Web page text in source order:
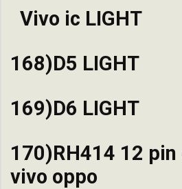
Vivo ic LIGHT
168)D5 LIGHT
169)D6 LIGHT
170)RH414 12
vivo oppo